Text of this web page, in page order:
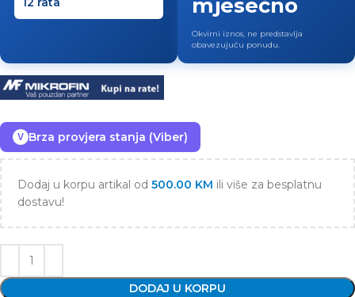
mjesečno
Okvirni iznos, ne predstavlja
obavezujuću ponudu.
V Brza provjera stanja (Viber)
Dodaj u korpu artikal od 500.00 KM ili više za besplatnu
dostavu!
DODAJ U KORPU